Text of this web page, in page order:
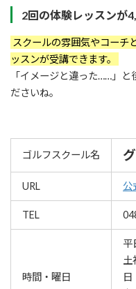
2回の体験レッスンが
スクールの雰囲気やコーチ
ッスンが受講できます。
「イメージと違った……」
ださいね。
ゴルフスクール名
URL 公
TEL
時間・曜日
平
土
日